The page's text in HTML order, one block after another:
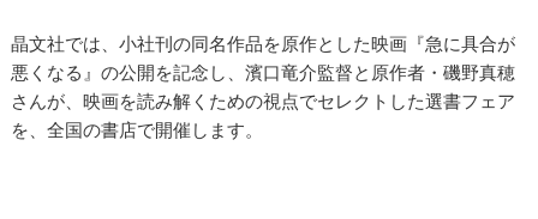
晶文社では、小社刊の同名作品を原作とした映画『急に具合が
悪くなる』の公開を記念し、濱口竜介監督と原作者・磯野真穂
さんが、映画を読み解くための視点でセレクトした選書フェア
を、全国の書店で開催します。